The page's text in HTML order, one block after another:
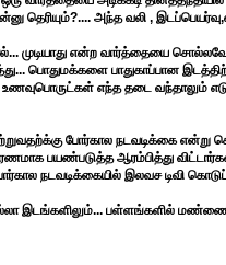
தெரியும்?.... அந்த வலி ,
முடியாது என்ற வார்த்தையை
பொதுமக்களை பாதுகாப்பான
உணவுபொருட்கள் எந்த தடை
போர்கால நடவடிக்கை
பயண்படுத்த ஆரம்பித்து
நடவடிக்கையில் இலவச டிவி
இடங்களிலும்... பள்ளங்களில்